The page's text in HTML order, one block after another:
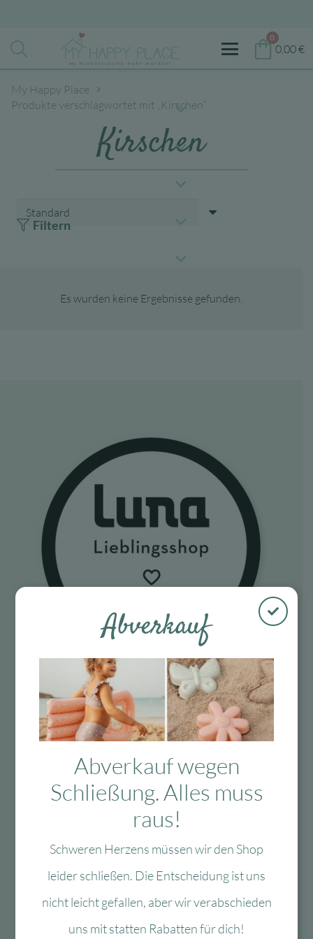
0
0,00€
My Happy Place
Produkte verschlagwortet mit „Kirschen“
Kirschen
Filtern
Es wurden keine Ergebnisse gefunden.
Fragen?
Mo-Fr: 10:00 – 13:00 Uhr
08134 / 2579911
service@myhappyplace.de
Vertrag widerrufen
Lieferung & Versand
schnelle Lieferung
Abverkauf
Abverkauf wegen
Schließung. Alles muss
raus!
Schweren Herzens müssen wir den Shop
leider schließen. Die Entscheidung ist uns
nicht leicht gefallen, aber wir verabschieden
uns mit statten Rabatten für dich!